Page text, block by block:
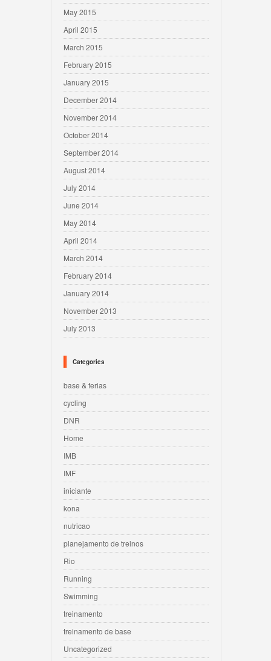
May 2015
April 2015
March 2015
February 2015
January 2015
December 2014
November 2014
October 2014
September 2014
August 2014
July 2014
June 2014
May 2014
April 2014
March 2014
February 2014
January 2014
November 2013
July 2013
Categories
base & ferias
cycling
DNR
Home
IMB
IMF
iniciante
kona
nutricao
planejamento de treinos
Rio
Running
Swimming
treinamento
treinamento de base
Uncategorized